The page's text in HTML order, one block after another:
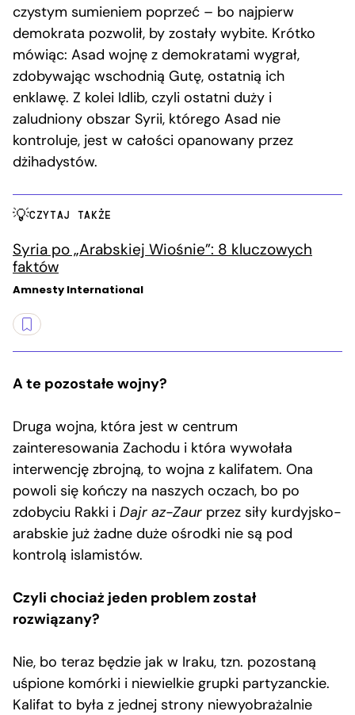
czystym sumieniem poprzeć – bo najpierw
demokrata pozwolił, by zostały wybite. Krótko
mówiąc: Asad wojnę z demokratami wygrał,
zdobywając wschodnią Gutę, ostatnią ich
enklawę. Z kolei Idlib, czyli ostatni duży i
zaludniony obszar Syrii, którego Asad nie
kontroluje, jest w całości opanowany przez
dżihadystów.
CZYTAJ TAKŻE
Syria po „Arabskiej Wiośnie”: 8 kluczowych
faktów
Amnesty International
A te pozostałe wojny?
Druga wojna, która jest w centrum
zainteresowania Zachodu i która wywołała
interwencję zbrojną, to wojna z kalifatem. Ona
powoli się kończy na naszych oczach, bo po
zdobyciu Rakki i Dajr az-Zaur przez siły kurdyjsko-
arabskie już żadne duże ośrodki nie są pod
kontrolą islamistów.
Czyli chociaż jeden problem został
rozwiązany?
Nie, bo teraz będzie jak w Iraku, tzn. pozostaną
uśpione komórki i niewielkie grupki partyzanckie.
Kalifat to była z jednej strony niewyobrażalnie